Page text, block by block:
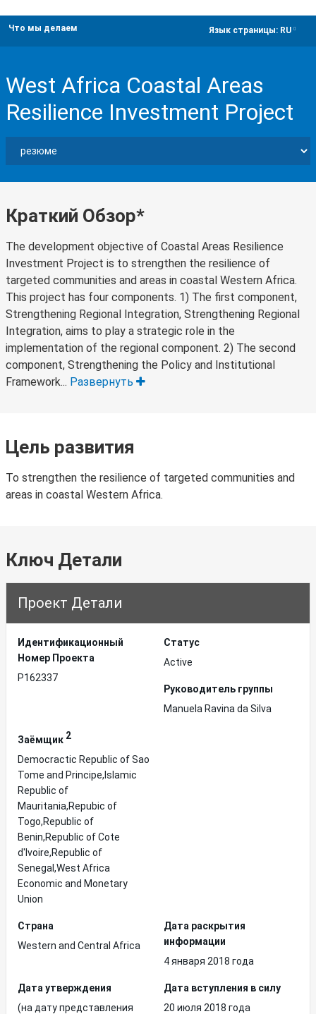
Что мы делаем Язык страницы: RU
West Africa Coastal Areas
Resilience Investment Project
Краткий Обзор*
The development objective of Coastal Areas Resilience
Investment Project is to strengthen the resilience of
targeted communities and areas in coastal Western Africa.
This project has four components. 1) The first component,
Strengthening Regional Integration, Strengthening Regional
Integration, aims to play a strategic role in the
implementation of the regional component. 2) The second
component, Strengthening the Policy and Institutional
Framework... Развернуть
Цель развития
To strengthen the resilience of targeted communities and
areas in coastal Western Africa.
Ключ Детали
Проект Детали
Идентификационный
Hомер Проекта
P162337
Статус
Active
Руководитель группы
Manuela Ravina da Silva
Заёмщик 2
Democractic Republic of Sao
Tome and Principe,Islamic
Republic of
Mauritania,Repubic of
Togo,Republic of
Benin,Republic of Cote
d'Ivoire,Republic of
Senegal,West Africa
Economic and Monetary
Union
Страна
Western and Central Africa
Дата раскрытия
информации
4 января 2018 года
Дата утверждения
(на дату представления
Дата вступления в силу
20 июля 2018 года